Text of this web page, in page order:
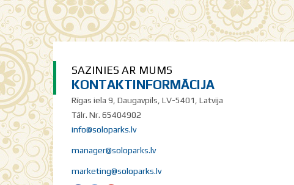
SAZINIES AR MUMS
KONTAKTINFORMĀCIJA
Rīgas iela 9, Daugavpils, LV-5401, Latvija
Tālr. Nr. 65404902
info@soloparks.lv
manager@soloparks.lv
marketing@soloparks.lv